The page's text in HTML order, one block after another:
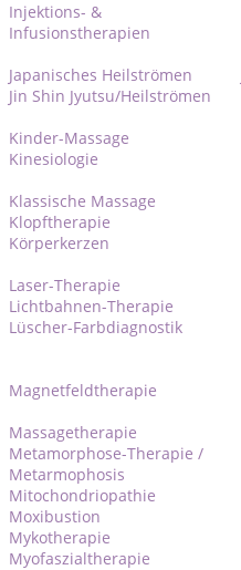
Injektions- &
Infusionstherapien
Japanisches Heilströmen
Jin Shin Jyutsu/Heilströmen
Kinder-Massage
Kinesiologie
Klassische Massage
Klopftherapie
Körperkerzen
Laser-Therapie
Lichtbahnen-Therapie
Lüscher-Farbdiagnostik
Magnetfeldtherapie
Massagetherapie
Metamorphose-Therapie /
Metarmophosis
Mitochondriopathie
Moxibustion
Mykotherapie
Myofaszialtherapie